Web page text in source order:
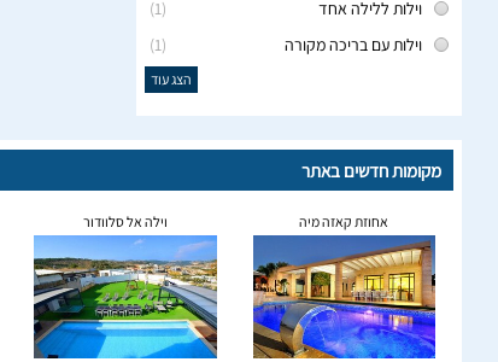
(1)
וילות ללילה אחד
(1)
וילות עם בריכה מקורה
הצג עוד
מקומות חדשים באתר
אחוזת קאזה מיה וילה אל סלוודור